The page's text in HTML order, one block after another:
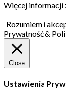
Więcej informacji
Rozumiem i
Prywatność &
Close
Ustawienia